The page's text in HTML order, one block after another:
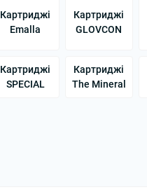
Картриджі
Emalla
Картриджі
GLOVCON
Картриджі
SPECIAL
Картриджі
The Mineral